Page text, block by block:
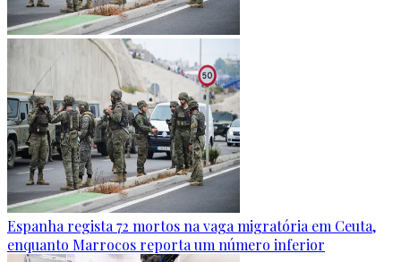
Espanha regista 72 mortos na vaga migratória em Ceuta,
enquanto Marrocos reporta um número inferior